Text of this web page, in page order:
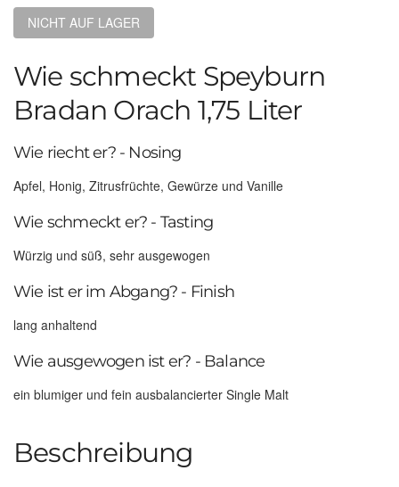
NICHT AUF LAGER
Wie schmeckt Speyburn
Bradan Orach 1,75 Liter
Wie riecht er? - Nosing
Apfel, Honig, Zitrusfrüchte, Gewürze und Vanille
Wie schmeckt er? - Tasting
Würzig und süß, sehr ausgewogen
Wie ist er im Abgang? - Finish
lang anhaltend
Wie ausgewogen ist er? - Balance
ein blumiger und fein ausbalancierter Single Malt
Beschreibung